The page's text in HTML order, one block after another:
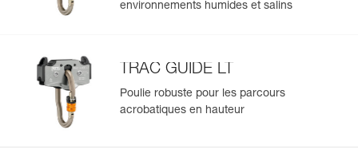
Voir l'historique d'un produit à partir de sa date de
En savoir plus
environnements humides et salins
TRAC GUIDE LT
Poulie robuste pour les parcours
acrobatiques en hauteur